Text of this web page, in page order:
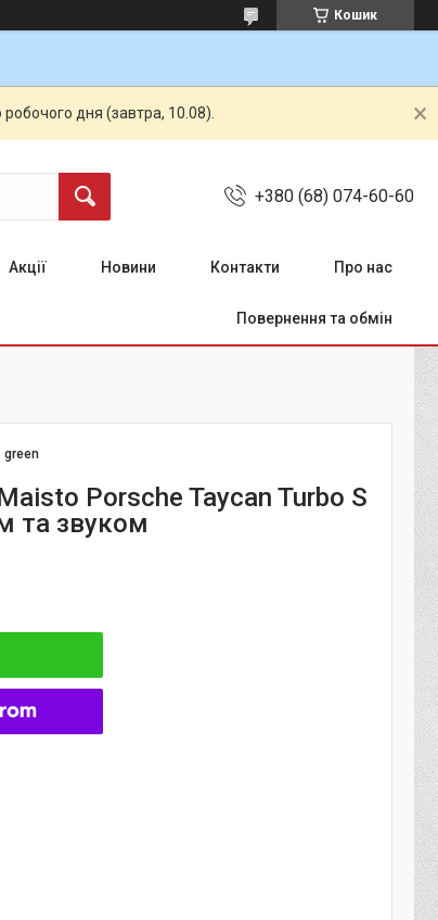
Кошик
дня (завтра, 10.08).
+380 (68) 074-60-60
Акції Новини Контакти Про нас
Повернення та обмін
green
Porsche Taycan Turbo S
та звуком